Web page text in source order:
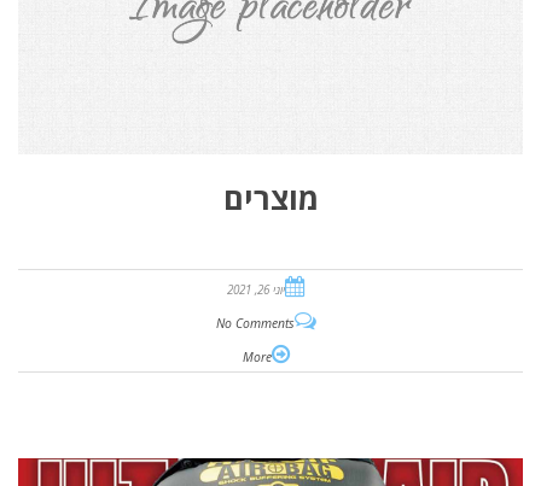
מוצרים
יוני 26, 2021
No Comments
More